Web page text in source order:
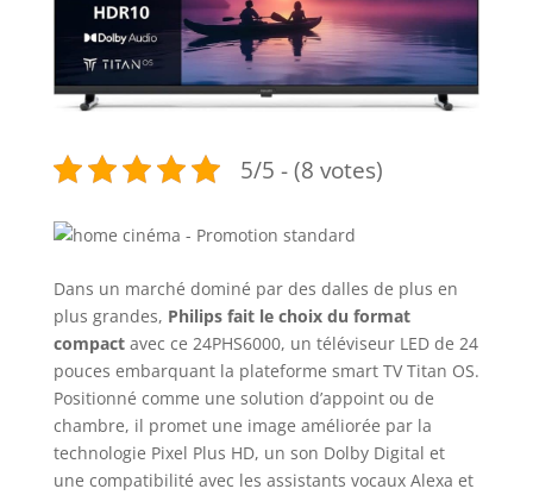
5/5 - (8 votes)
Dans un marché dominé par des dalles de plus en
plus grandes, Philips fait le choix du format
compactavec ce 24PHS6000, un téléviseur LED de 24
pouces embarquant la plateforme smart TV Titan OS.
Positionné comme une solution d’appoint ou de
chambre, il promet une image améliorée par la
technologie Pixel Plus HD, un son Dolby Digital et
une compatibilité avec les assistants vocaux Alexa et